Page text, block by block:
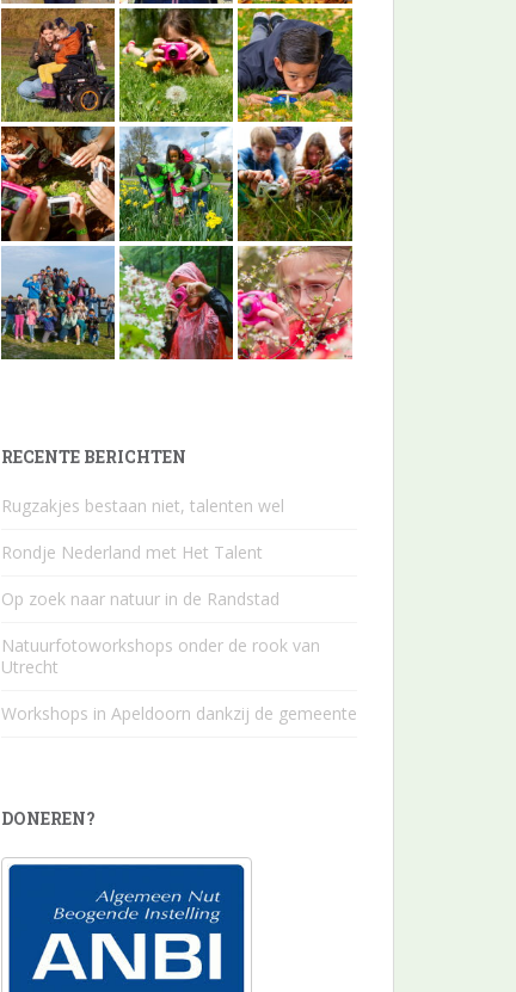
RECENTE BERICHTEN
Rugzakjes bestaan niet, talenten wel
Rondje Nederland met Het Talent
Op zoek naar natuur in de Randstad
Natuurfotoworkshops onder de rook van
Utrecht
Workshops in Apeldoorn dankzij de gemeente
DONEREN?